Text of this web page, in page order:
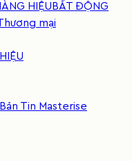
HIỆU BẤT ĐỘNG
mại
Bản Tin Masterise